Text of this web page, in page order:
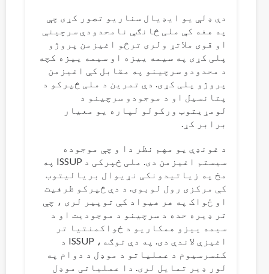
دې ډلې یو ایډیال سناریو تصور کړی چې
په هغه کې ملی څانګې نامحدودې سرچینې
او قوی ملاتړ ولری ترڅو اغیزمن پروژو
پلی کړی په سیمه ییزه او سیمه ییزه کچه
د محدودو سرچینو په مقابل کې اغیزمن
پروژو پلی کړی. دې تمرین د ملی څپرکو د
پتانسیل او د موجودو سرچینو د
لومړیتوب ورکولو لپاره یو معیار
برابر کړ.
د غونډې یو مهم نظر دا و چې موجوده
سیستم اغیزمن دی. ملی څپرکی د ISSUP په
مخ په زیاتیدونکی نړیوال بریالیتوب
کې مرکزی رول لوبوی. د دې څپرکو ظرفیت
او ځواک په هر هیواد کې توپیر لری ، چې
تر ډیره حده د سرچینو د موجودیت او د
سیمه ییزو همکاریو د ځواکمنتیا تر
اغیزې لاندې دی. په دې توګه، ISSUP د
کنسرسیوم د عملیاتو د موډل د دوام په
لور ډیر تمایل لری. دا عملیاتی موډل